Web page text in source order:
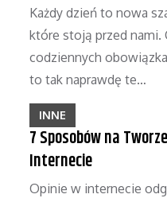
Każdy dzień to nowa
które stoją przed
codziennych
to tak naprawdę te…
INNE
7 Sposobów na
Internecie
Opinie w internecie